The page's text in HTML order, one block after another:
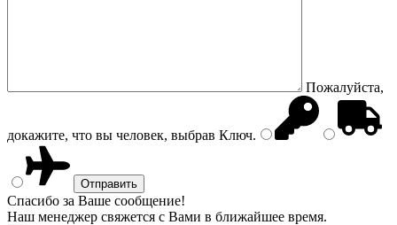
Пожалуйста,
докажите, что вы человек, выбрав Ключ.
Спасибо за Ваше сообщение!
Наш менеджер свяжется с Вами в ближайшее время.